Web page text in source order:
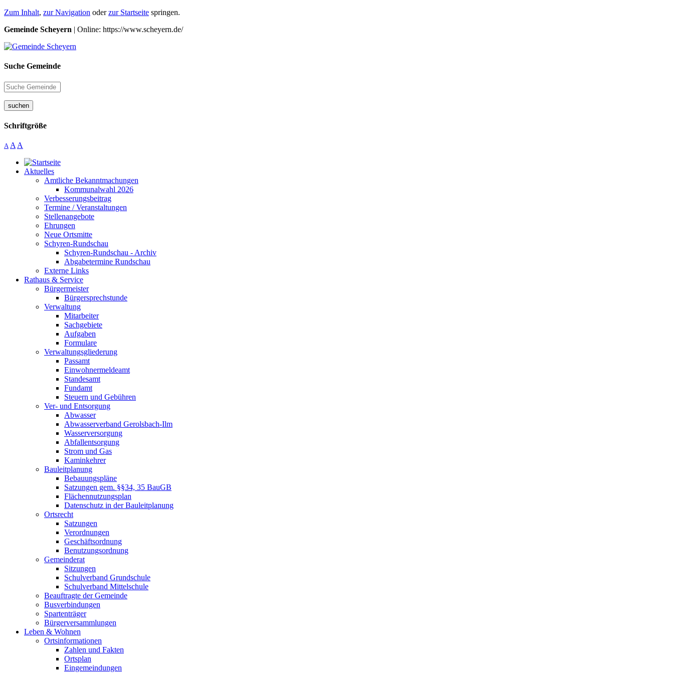
Zum Inhalt, zur Navigation oderzur Startseite springen.
Gemeinde Scheyern | Online: https://www.scheyern.de/
Suche Gemeinde
suchen
Schriftgröße
A A A
Aktuelles
Amtliche Bekanntmachungen
Kommunalwahl 2026
Verbesserungsbeitrag
Termine / Veranstaltungen
Stellenangebote
Ehrungen
Neue Ortsmitte
Schyren-Rundschau
Schyren-Rundschau - Archiv
Abgabetermine Rundschau
Externe Links
Rathaus & Service
Bürgermeister
Bürgersprechstunde
Verwaltung
Mitarbeiter
Sachgebiete
Aufgaben
Formulare
Verwaltungsgliederung
Passamt
Einwohnermeldeamt
Standesamt
Fundamt
Steuern und Gebühren
Ver- und Entsorgung
Abwasser
Abwasserverband Gerolsbach-Ilm
Wasserversorgung
Abfallentsorgung
Strom und Gas
Kaminkehrer
Bauleitplanung
Bebauungspläne
Satzungen gem. §§34, 35 BauGB
Flächennutzungsplan
Datenschutz in der Bauleitplanung
Ortsrecht
Satzungen
Verordnungen
Geschäftsordnung
Benutzungsordnung
Gemeinderat
Sitzungen
Schulverband Grundschule
Schulverband Mittelschule
Beauftragte der Gemeinde
Busverbindungen
Spartenträger
Bürgerversammlungen
Leben & Wohnen
Ortsinformationen
Zahlen und Fakten
Ortsplan
Eingemeindungen